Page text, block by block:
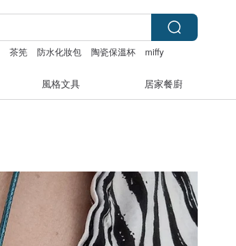
茶筅 防水化妝包 陶瓷保溫杯 miffy
風格文具 居家餐廚